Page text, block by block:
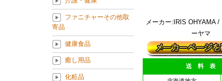
メーカー:IRIS OHYAMA /
ーヤマ
送 料 表
ファニチャーその他取
寄品
健康食品
癒し用品
化粧品